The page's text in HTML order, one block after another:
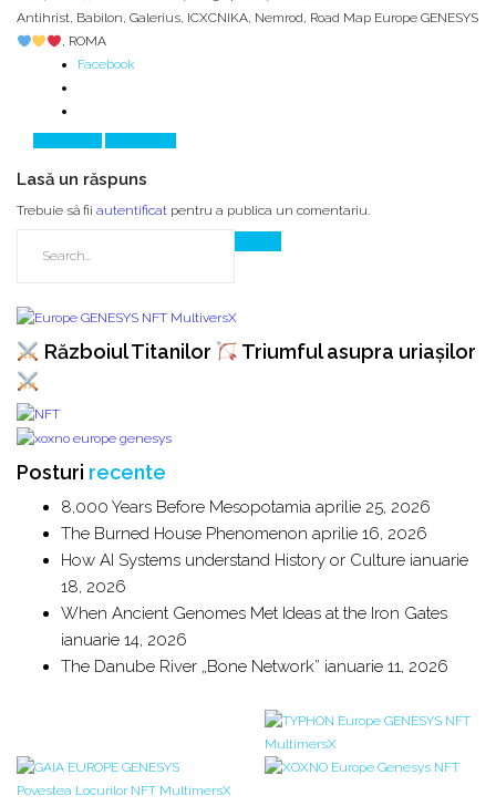
Antihrist, Babilon, Galerius, ICXCNIKA, Nemrod, Road Map Europe GENESYS
, ROMA
Facebook
Lasă un răspuns
Trebuie să fii autentificat pentru a publica un comentariu.
Războiul Titanilor Triumful asupra uriașilor
Posturi recente
8,000 Years Before Mesopotamia aprilie 25, 2026
The Burned House Phenomenon aprilie 16, 2026
How AI Systems understand History or Culture ianuarie
18, 2026
When Ancient Genomes Met Ideas at the Iron Gates
ianuarie 14, 2026
The Danube River „Bone Network” ianuarie 11, 2026